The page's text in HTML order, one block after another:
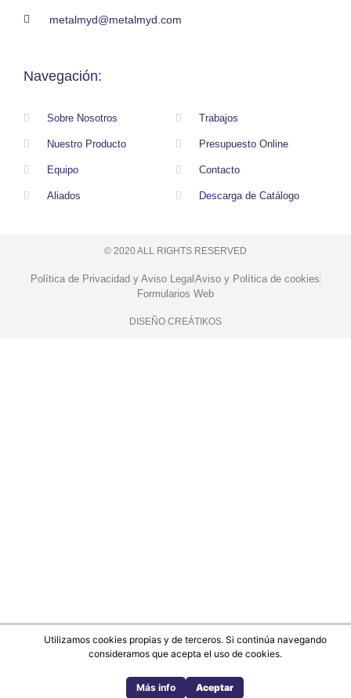
metalmyd@metalmyd.com
Navegación:
Sobre Nosotros
Nuestro Producto
Equipo
Aliados
Trabajos
Presupuesto Online
Contacto
Descarga de Catálogo
© 2020 ALL RIGHTS RESERVED​
Política de Privacidad y Aviso Legal Aviso y Política de cookies
Formularios Web
DISEÑO CREÁTIKOS
Utilizamos cookies propias y de terceros. Si continúa navegando
consideramos que acepta el uso de cookies.
Más info Aceptar